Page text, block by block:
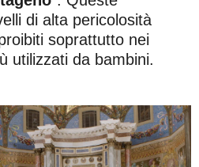
di alta pericolosità
soprattutto nei
utilizzati da bambini.